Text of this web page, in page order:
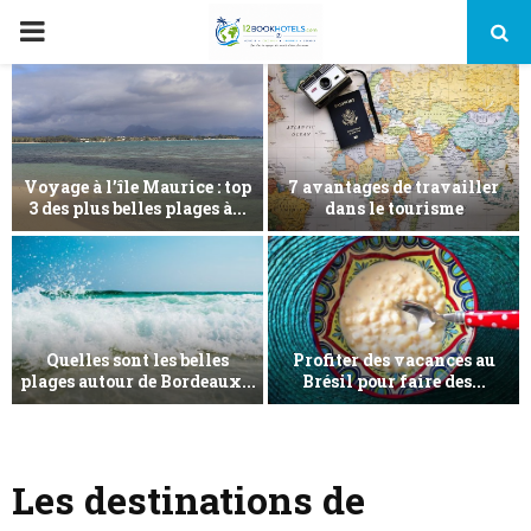
PRIMARY
MENU
Bordeaux, un endroit
incontournable à visiter en
famille
Guide pour un voyage après
la retraite
Faire des découvertes des
éléments artistiques et
culturels...
Que faire lors d’une colonie
de vacances d’été ?
Les destinations de